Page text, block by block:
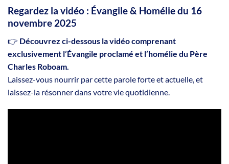
Regardez la vidéo : Évangile & Homélie du 16
novembre 2025
👉 Découvrez ci-dessous la vidéo comprenant
exclusivement l’Évangile proclamé et l’homélie du Père
Charles Roboam.
Laissez-vous nourrir par cette parole forte et actuelle, et
laissez-la résonner dans votre vie quotidienne.